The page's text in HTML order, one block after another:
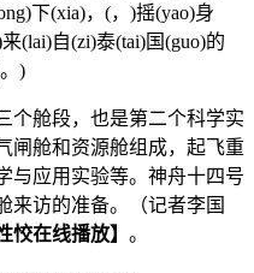
下(xia)，(，)摇(yao)身
(lai)自(zi)泰(tai)国(guo)的
)
舱段，也是第二个科学实
闸舱和资源舱组成，起飞重
与应用实验等。神舟十四号
来访的准备。（记者李国
恔在线播放】 。